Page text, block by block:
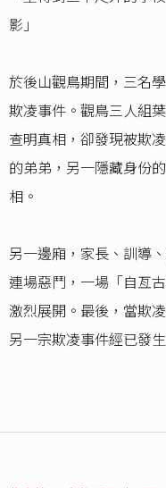
影」
於後山觀鳥期間，三名
欺凌事件。觀鳥三人組
查明真相，卻發現被欺
的弟弟，另一隱藏身份
相。
另一邊廂，家長、訓導
連場惡鬥，一場「自亙
激烈展開。最後，當欺
另一宗欺凌事件經已發